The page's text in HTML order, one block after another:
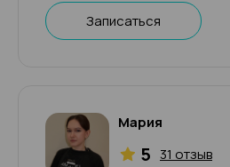
Записаться
Мария
5 31 отзыв